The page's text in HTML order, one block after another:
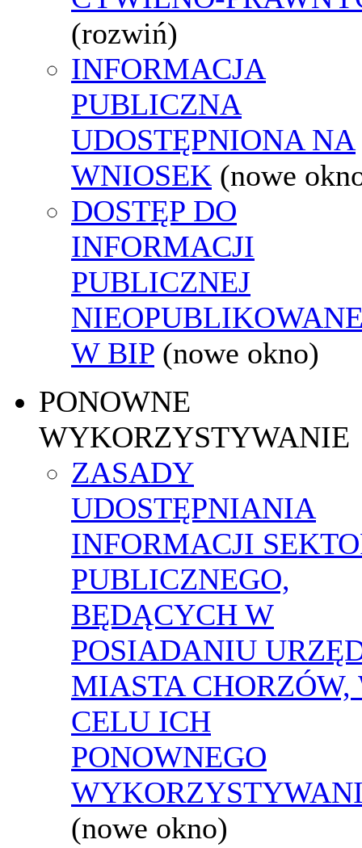
(rozwiń)
INFORMACJA
PUBLICZNA
UDOSTĘPNIONA NA
WNIOSEK (nowe
DOSTĘP DO
INFORMACJI
PUBLICZNEJ
W BIP (nowe okno)
PONOWNE
WYKORZYSTYWANIE
ZASADY
UDOSTĘPNIANIA
INFORMACJI
PUBLICZNEGO,
BĘDĄCYCH W
POSIADANIU
MIASTA CHORZÓW,
CELU ICH
PONOWNEGO
(nowe okno)